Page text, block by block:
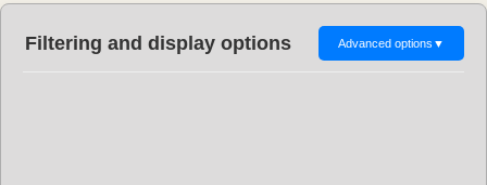
Filtering and display options Advanced options ▼